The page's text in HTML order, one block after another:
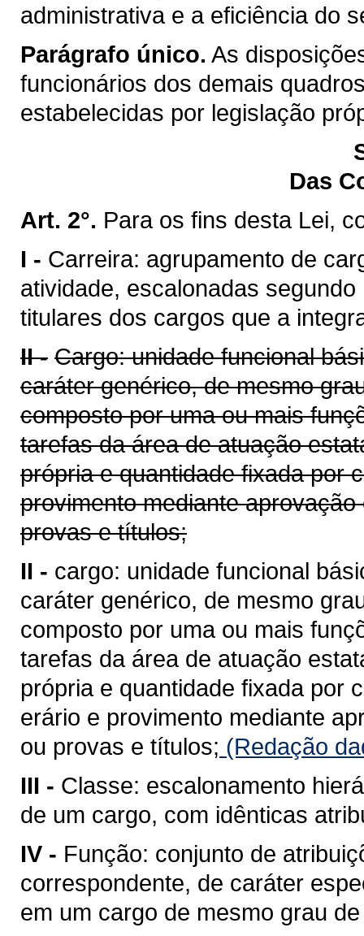
administrativa e a eficiência do
Parágrafo único. As
funcionários dos demais
estabelecidas por legislação
Das
Art. 2°. Para os fins desta Lei,
I - Carreira: agrupamento de
atividade, escalonadas
titulares dos cargos que a
II - Cargo: unidade funcional
caráter genérico, de mesmo
composto por uma ou mais
tarefas da área de atuação
própria e quantidade fixada por
provimento mediante
provas e títulos;
II - cargo: unidade funcional
caráter genérico, de mesmo
composto por uma ou mais
tarefas da área de atuação
própria e quantidade fixada por
erário e provimento mediante
ou provas e títulos; (Redação
III - Classe: escalonamento
de um cargo, com idênticas
IV - Função: conjunto de
correspondente, de caráter
em um cargo de mesmo grau